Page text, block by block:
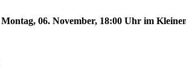
06. November, 18:00 Uhr im